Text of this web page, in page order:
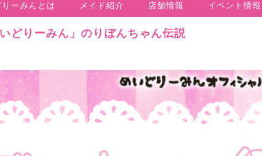
ーみんとは メイド紹介 店舗情報 イベント情報
どりーみん」のりぼんちゃん伝説